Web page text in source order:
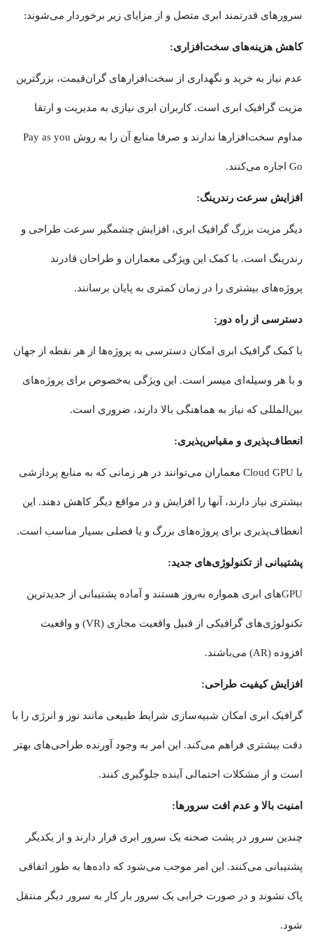
سرورهای قدرتمند ابری متصل و از مزایای زیر برخوردار می‌شوند:
کاهش هزینه‌های سخت‌افزاری:
عدم نیاز به خرید و نگهداری از سخت‌افزارهای گران‌قیمت، بزرگترین
مزیت گرافیک ابری است. کاربران ابری نیازی به مدیریت و ارتقا
مداوم سخت‌افزارها ندارند و صرفا منابع آن را به روش Pay as you
Go اجاره می‌کنند.
افزایش سرعت رندرینگ:
دیگر مزیت بزرگ گرافیک ابری، افزایش چشمگیر سرعت طراحی و
رندرینگ است. با کمک این ویژگی معماران و طراحان قادرند
پروژه‌های بیشتری را در زمان کمتری به پایان برسانند.
دسترسی از راه دور:
با کمک گرافیک ابری امکان دسترسی به پروژه‌ها از هر نقطه‌ از جهان
و با هر وسیله‌ای میسر است. این ویژگی به‌خصوص برای پروژه‌های
بین‌المللی که نیاز به هماهنگی بالا دارند، ضروری است.
انعطاف‌پذیری و مقیاس‌پذیری:
با Cloud GPU معماران می‌توانند در هر زمانی که به منابع پردازشی
بیشتری نیاز دارند، آنها را افزایش و در مواقع دیگر کاهش دهند. این
انعطاف‌پذیری برای پروژه‌های بزرگ و یا فصلی بسیار مناسب است.
پشتیبانی از تکنولوژی‌های جدید:
GPUهای ابری همواره به‌روز هستند و آماده پشتیبانی از جدیدترین
تکنولوژی‌های گرافیکی از قبیل واقعیت مجازی (VR) و واقعیت
افزوده (AR) می‌باشند.
افزایش کیفیت طراحی:
گرافیک ابری امکان شبیه‌سازی شرایط طبیعی مانند نور و انرژی را با
دقت بیشتری فراهم می‌کند. این امر به وجود آورنده طراحی‌های بهتر
است و از مشکلات احتمالی آینده جلوگیری کنند.
امنیت بالا و عدم افت سرورها:
چندین سرور در پشت صحنه یک سرور ابری قرار دارند و از یکدیگر
پشتیبانی می‌کنند. این امر موجب می‌شود که داده‌ها به طور اتفاقی
پاک نشوند و در صورت خرابی یک سرور بار کار به سرور دیگر منتقل
شود.